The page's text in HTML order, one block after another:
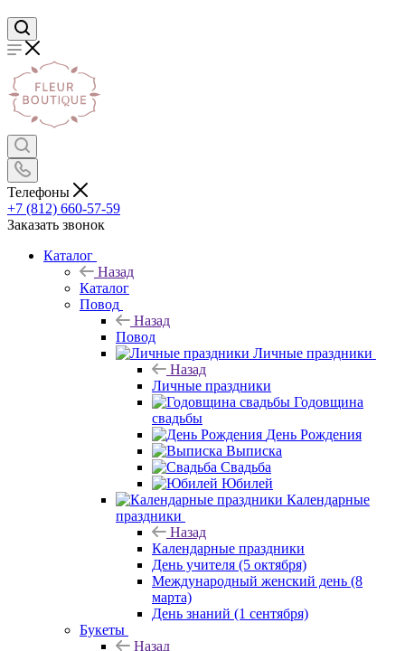
Телефоны
+7 (812) 660-57-59
Заказать звонок
Каталог
Назад
Каталог
Повод
Назад
Повод
Личные праздники
Назад
Личные праздники
Годовщина
свадьбы
День Рождения
Выписка
Свадьба
Юбилей
Календарные
праздники
Назад
Календарные праздники
День учителя (5 октября)
Международный женский день (8
марта)
День знаний (1 сентября)
Букеты
Назад